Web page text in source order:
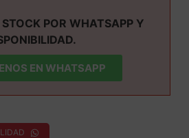
POR WHATSAPP Y
EN WHATSAPP